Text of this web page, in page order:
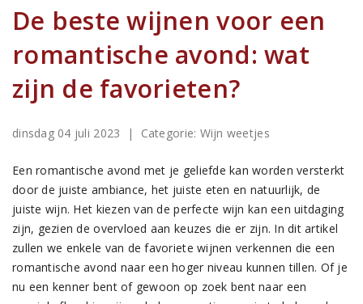
De beste wijnen voor een
romantische avond: wat
zijn de favorieten?
dinsdag 04 juli 2023 | Categorie: Wijn weetjes
Een romantische avond met je geliefde kan worden versterkt
door de juiste ambiance, het juiste eten en natuurlijk, de
juiste wijn. Het kiezen van de perfecte wijn kan een uitdaging
zijn, gezien de overvloed aan keuzes die er zijn. In dit artikel
zullen we enkele van de favoriete wijnen verkennen die een
romantische avond naar een hoger niveau kunnen tillen. Of je
nu een kenner bent of gewoon op zoek bent naar een